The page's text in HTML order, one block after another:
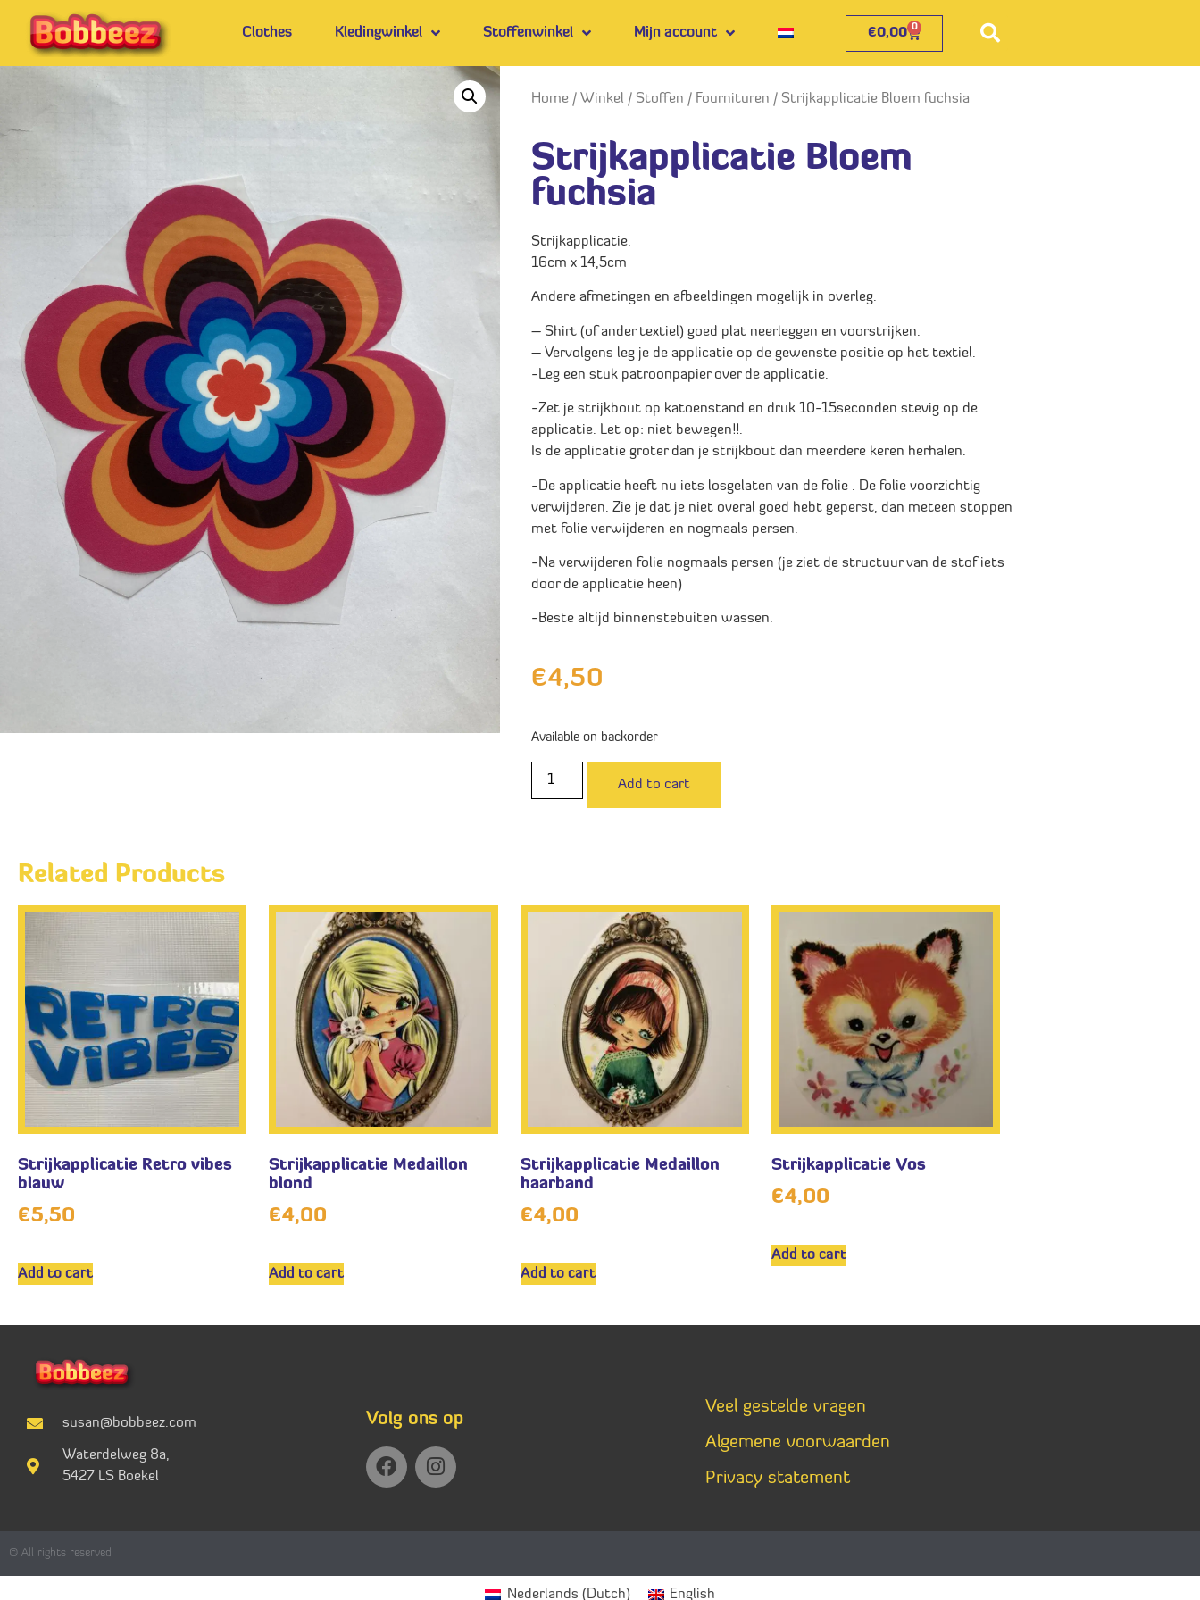
Clothes Kledingwinkel Stoffenwinkel Mijn account €0,00 0
Home / Winkel / Stoffen / Fournituren / Strijkapplicatie Bloem fuchsia
Strijkapplicatie Bloem
fuchsia
Strijkapplicatie.
16cm x 14,5cm
Andere afmetingen en afbeeldingen mogelijk in overleg.
– Shirt (of ander textiel) goed plat neerleggen en voorstrijken.
– Vervolgens leg je de applicatie op de gewenste positie op het textiel.
-Leg een stuk patroonpapier over de applicatie.
-Zet je strijkbout op katoenstand en druk 10-15seconden stevig op de
applicatie. Let op: niet bewegen!!.
Is de applicatie groter dan je strijkbout dan meerdere keren herhalen.
-De applicatie heeft nu iets losgelaten van de folie . De folie voorzichtig
verwijderen. Zie je dat je niet overal goed hebt geperst, dan meteen stoppen
met folie verwijderen en nogmaals persen.
-Na verwijderen folie nogmaals persen (je ziet de structuur van de stof iets
door de applicatie heen)
-Beste altijd binnenstebuiten wassen.
€4,50
Available on backorder
Add to cart
Related Products
Strijkapplicatie Retro vibes
blauw
€5,50
Add to cart
Strijkapplicatie Medaillon
blond
€4,00
Add to cart
Strijkapplicatie Medaillon
haarband
€4,00
Add to cart
Strijkapplicatie Vos
€4,00
Add to cart
susan@bobbeez.com
Waterdelweg 8a,
5427 LS Boekel
Volg ons op
Veel gestelde vragen
Algemene voorwaarden
Privacy statement
© All rights reserved
Nederlands (Dutch) English